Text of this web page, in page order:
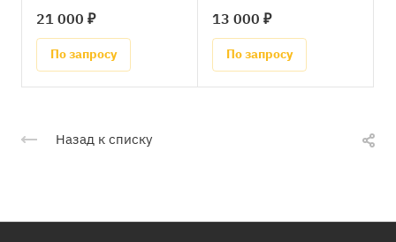
21 000 ₽
По запросу
13 000 ₽
По запросу
Назад к списку